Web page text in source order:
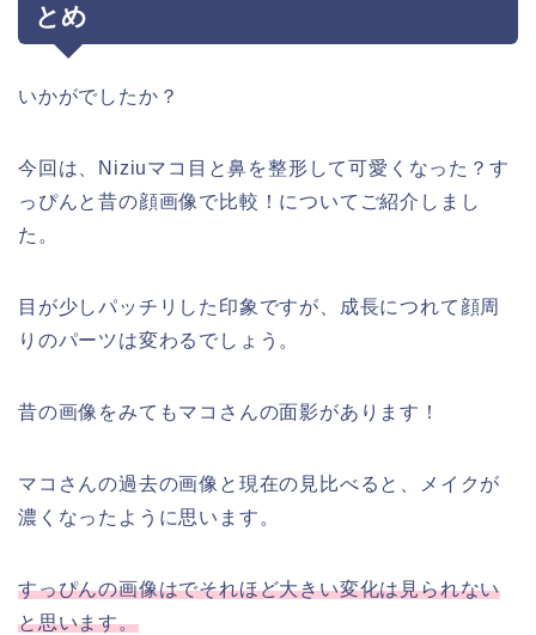
とめ
いかがでしたか？
今回は、Niziuマコ目と鼻を整形して可愛くなった？す
っぴんと昔の顔画像で比較！についてご紹介しまし
た。
目が少しパッチリした印象ですが、成長につれて顔周
りのパーツは変わるでしょう。
昔の画像をみてもマコさんの面影があります！
マコさんの過去の画像と現在の見比べると、メイクが
濃くなったように思います。
すっぴんの画像はでそれほど大きい変化は見られない
と思います。